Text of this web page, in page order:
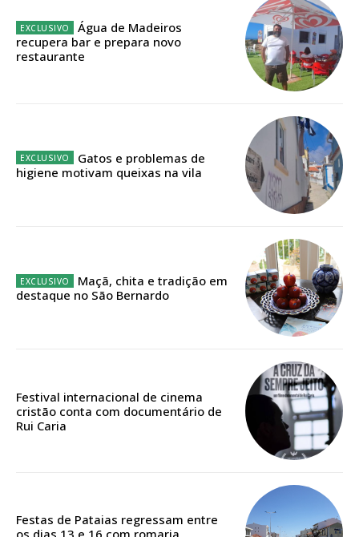
ASSINATURA
IMPRESSA
Edição em papel entregue à Quinta-feira em sua
Acesso aos conteúdos Exclusivos para
Ofertas para assinatura anual
ASSINATURA
DIGITAL ANUAL
12 meses
Água de Madeiros
recupera bar e prepara novo
restaurante
Gatos e problemas de
higiene motivam queixas na vila
Maçã, chita e tradição em
destaque no São Bernardo
Festival internacional de cinema
cristão conta com documentário de
Rui Caria
Festas de Pataias regressam entre
os dias 13 e 16 com romaria